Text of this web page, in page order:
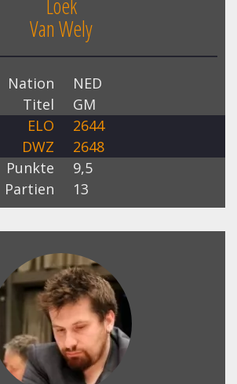
Loek
Van Wely
Nation
NED
Titel
GM
ELO
2644
DWZ
2648
Punkte
9,5
Partien
13